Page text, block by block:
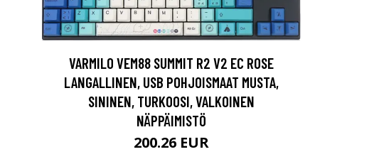
VARMILO VEM88 SUMMIT R2 V2 EC ROSE
LANGALLINEN, USB POHJOISMAAT MUSTA,
SININEN, TURKOOSI, VALKOINEN
NÄPPÄIMISTÖ
200.26 EUR